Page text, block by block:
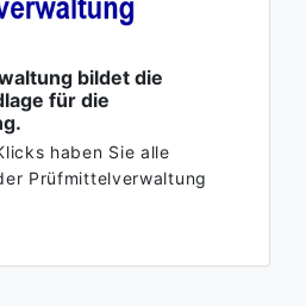
bildet die
für die
haben Sie alle
Prüfmittelverwaltung